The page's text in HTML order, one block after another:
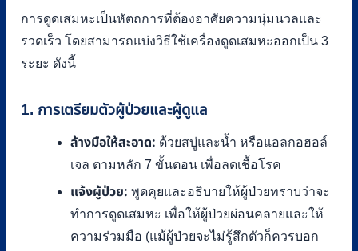
การดูดเสมหะเป็นหัตถการที่ต้องอาศัยความนุ่มนวลและ
รวดเร็ว โดยสามารถแบ่งวิธีใช้เครื่องดูดเสมหะออกเป็น 3
ระยะ ดังนี้
1. การเตรียมตัวผู้ป่วยและผู้ดูแล
ล้างมือให้สะอาด: ด้วยสบู่และน้ำ หรือแอลกอฮอล์
เจล ตามหลัก 7 ขั้นตอน เพื่อลดเชื้อโรค
แจ้งผู้ป่วย: พูดคุยและอธิบายให้ผู้ป่วยทราบว่าจะ
ทำการดูดเสมหะ เพื่อให้ผู้ป่วยผ่อนคลายและให้
ความร่วมมือ (แม้ผู้ป่วยจะไม่รู้สึกตัวก็ควรบอก